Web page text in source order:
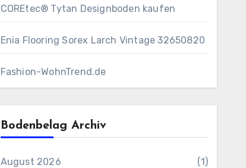
COREtec® Tytan Designboden kaufen
Enia Flooring Sorex ​Larch Vintage 32650820
Fashion-WohnTrend.de
Bodenbelag Archiv
August 2026 (1)